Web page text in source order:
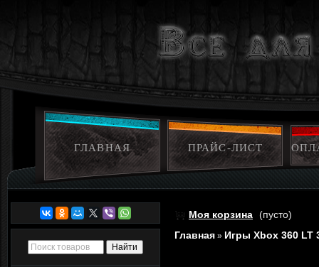
ГЛАВНАЯ ПРАЙС-ЛИСТ
Моя корзина (пусто)
Главная » Игры Xbox 360 LT